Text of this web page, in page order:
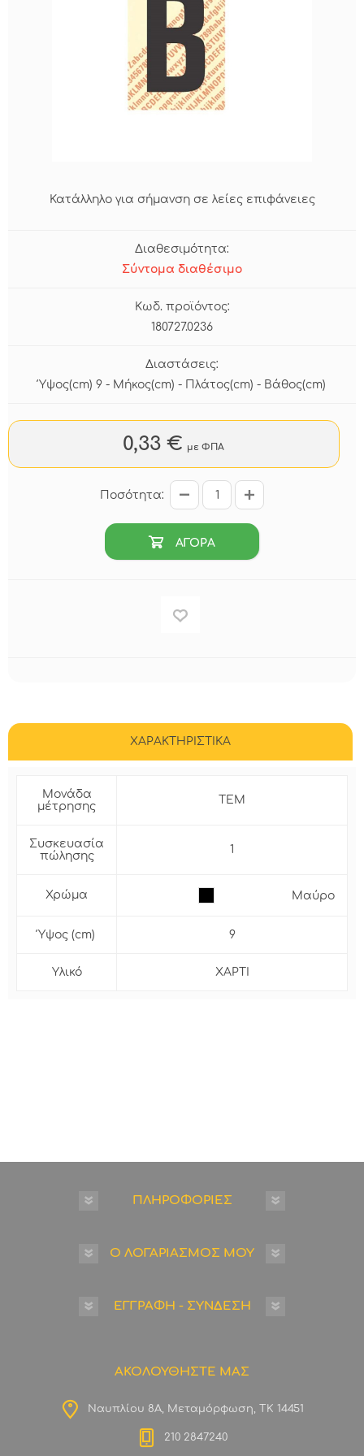
Κατάλληλο για σήμανση σε λείες επιφάνειες
Διαθεσιμότητα:
Σύντομα διαθέσιμο
Κωδ. προϊόντος:
180727.0236
Διαστάσεις:
Ύψος(cm) 9 - Μήκος(cm) - Πλάτος(cm) - Βάθος(cm)
0,33 € με ΦΠΑ
Ποσότητα:
ΑΓΟΡΑ
ΧΑΡΑΚΤΗΡΙΣΤΙΚΑ
Μονάδα
μέτρησης
ΤΕΜ
Συσκευασία
πώλησης
1
Χρώμα Μαύρο
Ύψος (cm) 9
Υλικό ΧΑΡΤΙ
ΠΛΗΡΟΦΟΡΙΕΣ
Ο ΛΟΓΑΡΙΑΣΜΟΣ ΜΟΥ
ΕΓΓΡΑΦΗ - ΣΥΝΔΕΣΗ
ΑΚΟΛΟΥΘΗΣΤΕ ΜΑΣ
Ναυπλίου 8Α, Μεταμόρφωση, ΤΚ 14451
210 2847240